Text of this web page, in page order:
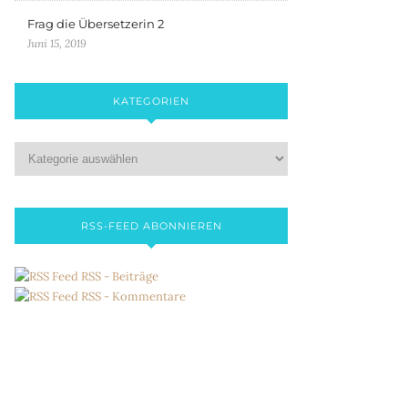
Frag die Übersetzerin 2
Juni 15, 2019
KATEGORIEN
RSS-FEED ABONNIEREN
RSS - Beiträge
RSS - Kommentare